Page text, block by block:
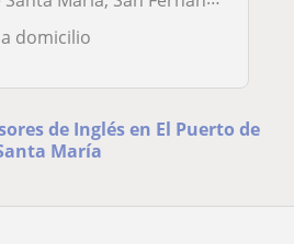
domicilio
de Inglés en El Puerto de
María